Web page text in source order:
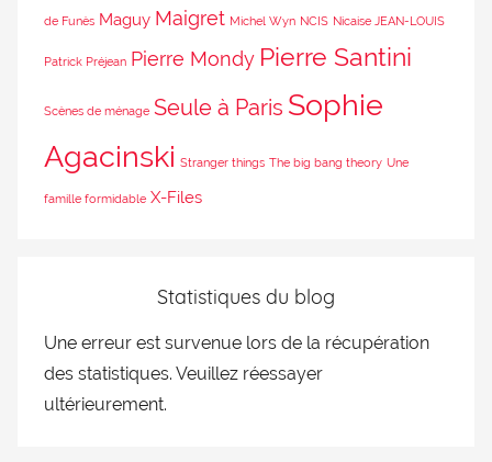
de Funès Maguy Maigret Michel Wyn NCIS Nicaise JEAN-LOUIS
Patrick Préjean Pierre Mondy Pierre Santini
Scènes de ménage Seule à Paris Sophie
Agacinski Stranger things The big bang theory Une
famille formidable X-Files
Statistiques du blog
Une erreur est survenue lors de la récupération
des statistiques. Veuillez réessayer
ultérieurement.